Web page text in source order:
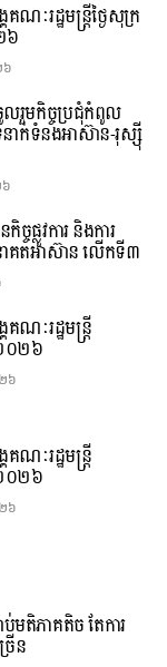
ណៈរដ្ឋមន្រ្តីថ្ងៃសុក្រ
៦
៦
រួមកិច្ចប្រជុំកំពូល
ាក់ទំនងអាស៊ាន-រុស្ស៊ី
៦
ផ្លូវការ និងការ
ាគតអាស៊ាន លើកទី៣
ណៈរដ្ឋមន្ត្រី
០២៦
៦
ណៈរដ្ឋមន្រ្តី
០២៦
៦
មតិភាគតិច តែការ
ើន